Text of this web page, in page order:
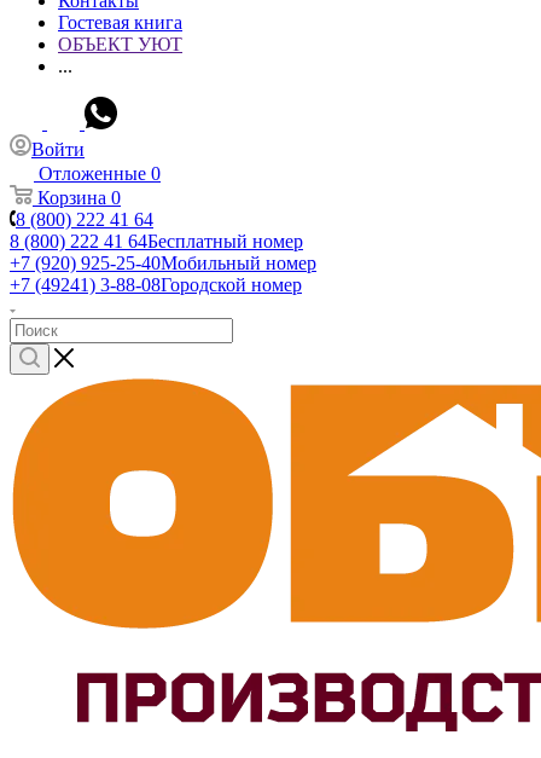
Гостевая книга
ОБЪЕКТ УЮТ
...
Войти
Отложенные 0
Корзина 0
8 (800) 222 41 64
8 (800) 222 41 64Бесплатный номер
+7 (920) 925-25-40Мобильный номер
+7 (49241) 3-88-08Городской номер